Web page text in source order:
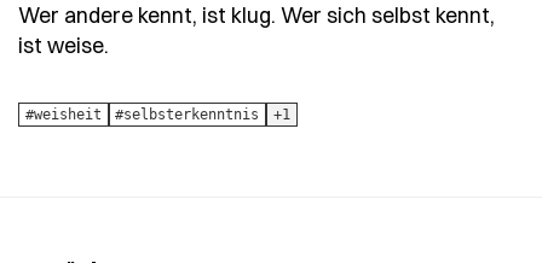
Wer andere kennt, ist klug. Wer sich selbst kennt,
ist weise.
#weisheit #selbsterkenntnis +1